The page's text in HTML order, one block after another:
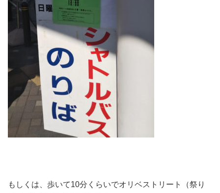
もしくは、歩いて10分くらいでオリベストリート（祭り